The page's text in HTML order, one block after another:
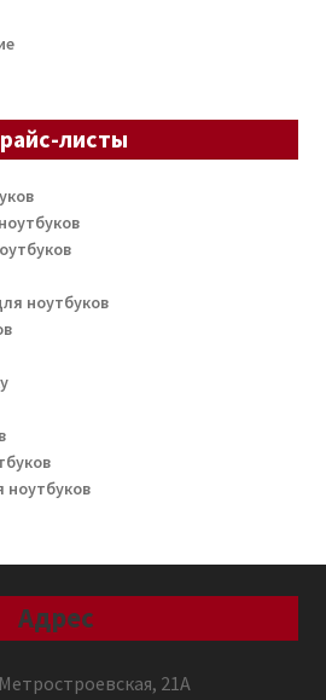
листы
ноутбуков
ноутбуков
Адрес
21А